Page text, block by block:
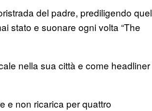
del padre, prediligendo quel
stato e suonare ogni volta “The
nella sua città e come headliner
e non ricarica per quattro